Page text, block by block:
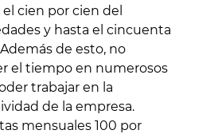
cien por cien del
y hasta el cincuenta
de esto, no
el tiempo en numerosos
trabajar en la
de la empresa.
mensuales 100 por